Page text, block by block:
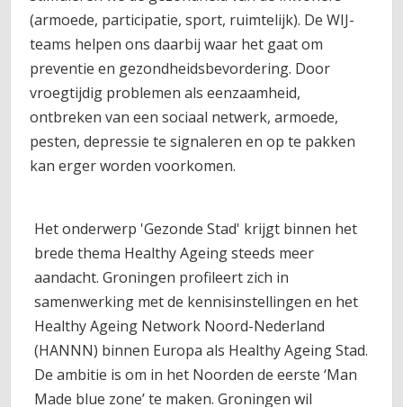
(armoede, participatie, sport, ruimtelijk). De WIJ-
teams helpen ons daarbij waar het gaat om
preventie en gezondheidsbevordering. Door
vroegtijdig problemen als eenzaamheid,
ontbreken van een sociaal netwerk, armoede,
pesten, depressie te signaleren en op te pakken
kan erger worden voorkomen.
Het onderwerp 'Gezonde Stad' krijgt binnen het
brede thema Healthy Ageing steeds meer
aandacht. Groningen profileert zich in
samenwerking met de kennisinstellingen en het
Healthy Ageing Network Noord-Nederland
(HANNN) binnen Europa als Healthy Ageing Stad.
De ambitie is om in het Noorden de eerste ‘Man
Made blue zone’ te maken. Groningen wil